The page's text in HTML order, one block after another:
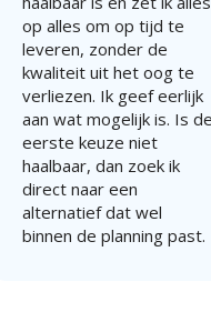
op alles om op tijd te
leveren, zonder de
kwaliteit uit het oog te
verliezen. Ik geef eerlijk
aan wat mogelijk is. Is de
eerste keuze niet
haalbaar, dan zoek ik
direct naar een
alternatief dat wel
binnen de planning past.